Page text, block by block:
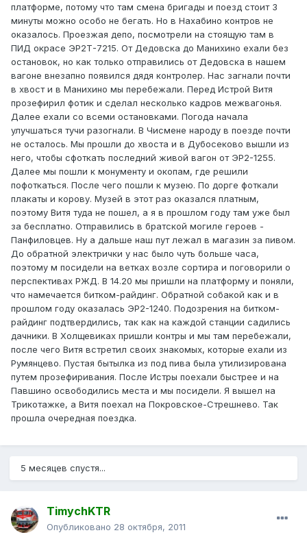
платформе, потому что там смена бригады и поезд стоит 3
минуты можно особо не бегать. Но в Нахабино контров не
оказалось. Проезжая депо, посмотрели на стоящую там в
ПИД окрасе ЭР2Т-7215. От Дедовска до Манихино ехали без
остановок, но как только отправились от Дедовска в нашем
вагоне внезапно появился дядя контролер. Нас загнали почти
в хвост и в Манихино мы перебежали. Перед Истрой Витя
прозефирил фотик и сделал несколько кадров межвагонья.
Далее ехали со всеми остановками. Погода начала
улучшаться тучи разогнали. В Чисмене народу в поезде почти
не осталось. Мы прошли до хвоста и в Дубосеково вышли из
него, чтобы сфоткать последний живой вагон от ЭР2-1255.
Далее мы пошли к монументу и окопам, где решили
пофоткаться. После чего пошли к музею. По дорге фоткали
плакаты и корову. Музей в этот раз оказался платным,
поэтому Витя туда не пошел, а я в прошлом году там уже был
за бесплатно. Отправились в братской могиле героев -
Панфиловцев. Ну а дальше наш пут лежал в магазин за пивом.
До обратной электрички у нас было чуть больше часа,
поэтому м посидели на ветках возле сортира и поговорили о
перспективах РЖД. В 14.20 мы пришли на платформу и поняли,
что намечается битком-райдинг. Обратной собакой как и в
прошлом году оказалась ЭР2-1240. Подозрения на битком-
райдинг подтвердились, так как на каждой станции садились
дачники. В Холщевиках пришли контры и мы там перебежали,
после чего Витя встретил своих знакомых, которые ехали из
Румянцево. Пустая бытылка из под пива была утилизирована
путем прозефиривания. После Истры поехали быстрее и на
Павшино освободились места и мы посидели. Я вышел на
Трикотажке, а Витя поехал на Покровское-Стрешнево. Так
прошла очередная поездка.
5 месяцев спустя...
TimychKTR
Опубликовано 28 октября, 2011